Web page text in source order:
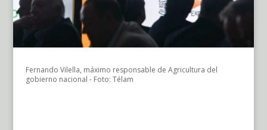
Fernando Vilella, máximo responsable de Agricultura del
gobierno nacional - Foto: Télam